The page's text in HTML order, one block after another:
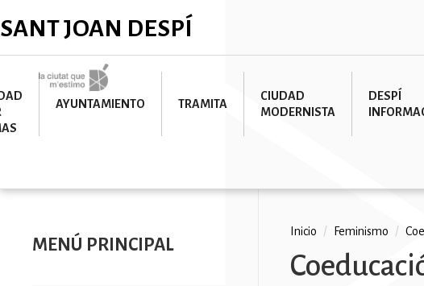
al
SANT JOAN DESPÍ
Imatge
AYUNTAMIENTO TRAMITA
CIUDAD
MODERNISTA
DESPÍ
MENÚ PRINCIPAL
Ruta
de
Inicio / Feminismo /